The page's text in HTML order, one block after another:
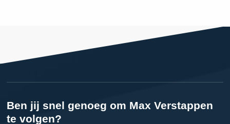
Ben jij snel genoeg om Max Verstappen
te volgen?